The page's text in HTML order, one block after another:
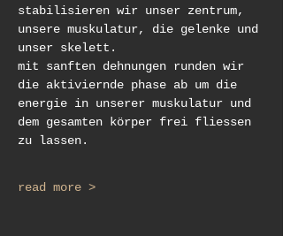
stabilisieren wir unser zentrum,
unsere muskulatur, die gelenke und
unser skelett.
mit sanften dehnungen runden wir
die aktiviernde phase ab um die
energie in unserer muskulatur und
dem gesamten körper frei fliessen
zu lassen.
read more >